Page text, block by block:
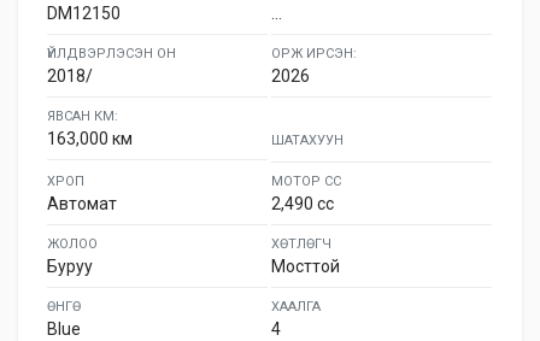
DM12150
ҮЙЛДВЭРЛЭСЭН ОН
2018/
ОРЖ ИРСЭН:
2026
ЯВСАН КМ:
163,000 км ШАТАХУУН
ХРОП
Автомат
МОТОР СС
2,490 cc
ЖОЛОО
Буруу
ХӨТЛӨГЧ
Мосттой
ӨНГӨ
Blue
ХААЛГА
4